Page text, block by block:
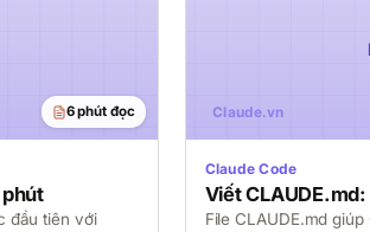
6 phút đọc
đầu tiên với
Claude Code
Viết
File CLAUDE.md